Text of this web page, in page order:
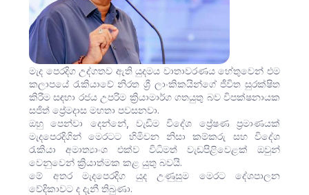
මැද පෙරදිග උද්ගතව ඇති යුදමය වාතාවරණය හේතුවෙන් එම
කලාපයේ රැකියාවේ නිරත ශ්‍රී ලාංකිකයින්ගේ ජීවිත සුරක්ෂිත
කිරීම සඳහා රජය උපරිම ක්‍රියාමාර්ග ගතයුතු බව විපක්ෂනායක
සජිත් ප්‍රේමදාස මහතා පවසනවා.
ඔහු පෙන්වා දෙන්නේ, වැඩිම විදේශ ප්‍රේෂණ ප්‍රමාණයක්
මැදපෙරදිගින් මෙරටට හිමිවන නිසා කම්කරු සහ විදේශ
රැකියා අමාත්‍යාංශ එක්ව විධිමත් වැඩපිළිවෙළක් ඔවුන්
වෙනුවෙන් ක්‍රියාත්මක කළ යුතු බවයි.
මේ අතර මැදපෙරදිග යුද උණුසුම මෙරට දේශපාලන
වේදිකාවට ද දැනී තිබුණා.